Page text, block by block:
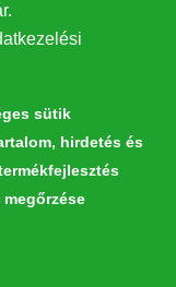
sütik
hirdetés és